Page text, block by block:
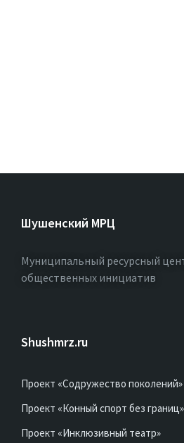
Шушенский МРЦ
Муниципальный ресурсный
общественных инициатив
Shushmrz.ru
Проект «Содружество поколений»
Проект «Конный спорт без границ»
Проект «Инклюзивный театр»